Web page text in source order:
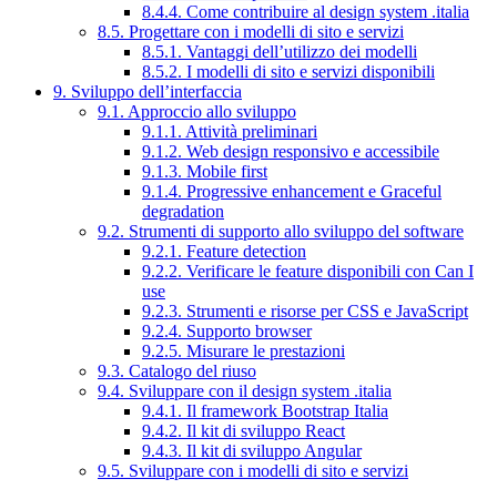
8.4.4. Come contribuire al design system .italia
8.5. Progettare con i modelli di sito e servizi
8.5.1. Vantaggi dell’utilizzo dei modelli
8.5.2. I modelli di sito e servizi disponibili
9. Sviluppo dell’interfaccia
9.1. Approccio allo sviluppo
9.1.1. Attività preliminari
9.1.2. Web design responsivo e accessibile
9.1.3. Mobile first
9.1.4. Progressive enhancement e Graceful
degradation
9.2. Strumenti di supporto allo sviluppo del software
9.2.1. Feature detection
9.2.2. Verificare le feature disponibili con Can I
use
9.2.3. Strumenti e risorse per CSS e JavaScript
9.2.4. Supporto browser
9.2.5. Misurare le prestazioni
9.3. Catalogo del riuso
9.4. Sviluppare con il design system .italia
9.4.1. Il framework Bootstrap Italia
9.4.2. Il kit di sviluppo React
9.4.3. Il kit di sviluppo Angular
9.5. Sviluppare con i modelli di sito e servizi